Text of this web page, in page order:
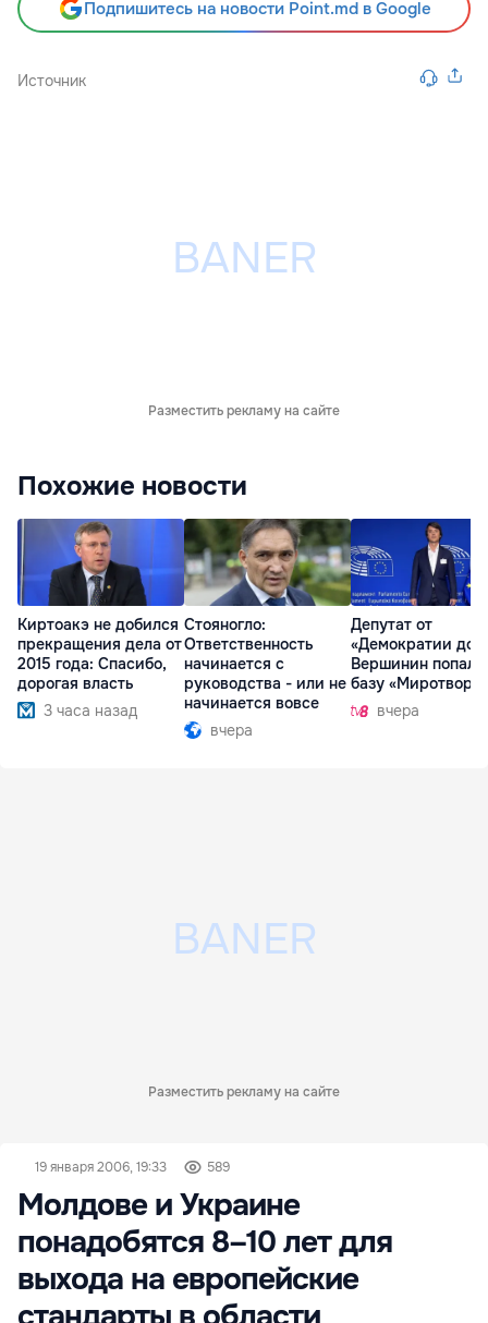
Подпишитесь на новости Point.md в Google
Источник
Разместить рекламу на сайте
Похожие новости
Киртоакэ не добился
прекращения дела от
2015 года: Спасибо,
дорогая власть
3 часа назад
Стояногло:
Ответственность
начинается с
руководства - или не
начинается вовсе
вчера
Депутат от
«Демократии
Вершинин попал в
базу
вчера
Разместить рекламу на сайте
19 января 2006, 19:33 589
Молдове и Украине
понадобятся 8–10 лет для
выхода на европейские